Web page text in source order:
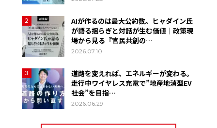
2
AIが作るのは最大公約数。ヒャダイン氏
が語る揺らぎと対話が生む価値｜政策現
場から見る『官民共創の…
2026.07.10
3
道路を変えれば、エネルギーが変わる。
走行中ワイヤレス充電で”地産地消型EV
社会”を目指…
2026.06.29